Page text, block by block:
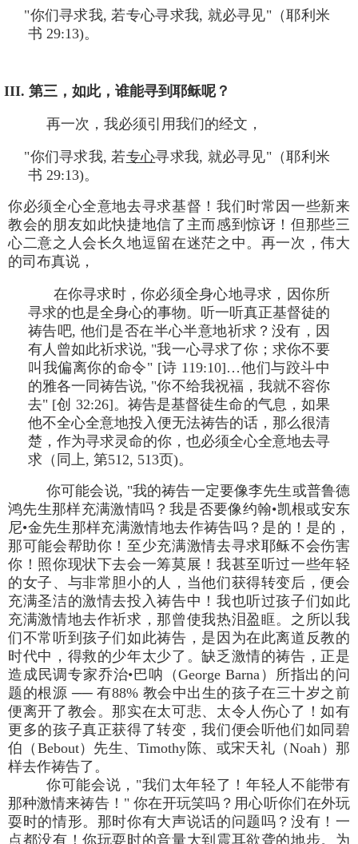
"你们寻求我, 若专心寻求我, 就必寻见"（耶利米
书 29:13)。
III. 第三，如此，谁能寻到耶稣呢？
再一次，我必须引用我们的经文，
"你们寻求我, 若专心寻求我, 就必寻见"（耶利米
书 29:13)。
你必须全心全意地去寻求基督！我们时常因一些新来
教会的朋友如此快捷地信了主而感到惊讶！但那些三
心二意之人会长久地逗留在迷茫之中。再一次，伟大
的司布真说，
在你寻求时，你必须全身心地寻求，因你所
寻求的也是全身心的事物。听一听真正基督徒的
祷告吧, 他们是否在半心半意地祈求？没有，因
有人曾如此祈求说, "我一心寻求了你；求你不要
叫我偏离你的命令" [诗 119:10]…他们与跤斗中
的雅各一同祷告说, "你不给我祝福，我就不容你
去" [创 32:26]。祷告是基督徒生命的气息，如果
他不全心全意地投入便无法祷告的话，那么很清
楚，作为寻求灵命的你，也必须全心全意地去寻
求（同上, 第512, 513页)。
你可能会说, "我的祷告一定要像李先生或普鲁德
鸿先生那样充满激情吗？我是否要像约翰•凯根或安东
尼•金先生那样充满激情地去作祷告吗？是的！是的，
那可能会帮助你！至少充满激情去寻求耶稣不会伤害
你！照你现状下去会一筹莫展！我甚至听过一些年轻
的女子、与非常胆小的人，当他们获得转变后，便会
充满圣洁的激情去投入祷告中！我也听过孩子们如此
充满激情地去作祈求，那曾使我热泪盈眶。之所以我
们不常听到孩子们如此祷告，是因为在此离道反教的
时代中，得救的少年太少了。缺乏激情的祷告，正是
造成民调专家乔治•巴呐（George Barna）所指出的问
题的根源 ── 有88% 教会中出生的孩子在三十岁之前
便离开了教会。那实在太可悲、太令人伤心了！如有
更多的孩子真正获得了转变，我们便会听他们如同碧
伯（Bebout）先生、Timothy陈、或宋天礼（Noah）那
样去作祷告了。
你可能会说，"我们太年轻了！年轻人不能带有
那种激情来祷告！" 你在开玩笑吗？用心听你们在外玩
耍时的情形。那时你有大声说话的问题吗？没有！一
点都没有！你玩耍时的音量大到震耳欲聋的地步。为